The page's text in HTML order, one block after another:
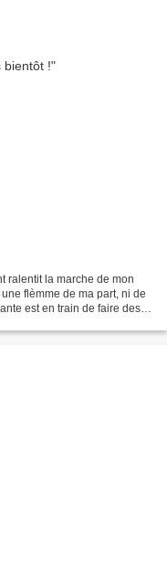
ralentit la marche de mon
flèmme de ma part, ni de
est en train de faire des